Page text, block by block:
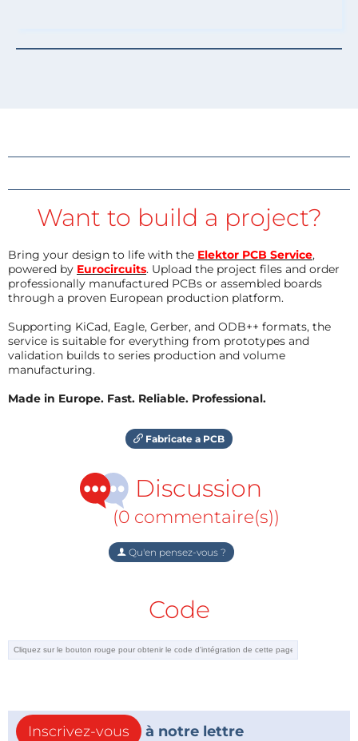
Want to build a project?
Bring your design to life with the Elektor PCB Service,
powered by Eurocircuits. Upload the project files and order
professionally manufactured PCBs or assembled boards
through a proven European production platform.
Supporting KiCad, Eagle, Gerber, and ODB++ formats, the
service is suitable for everything from prototypes and
validation builds to series production and volume
manufacturing.
Made in Europe. Fast. Reliable. Professional.
Fabricate a PCB
Discussion
(0 commentaire(s))
Qu'en pensez-vous ?
Code
Inscrivez-vous
à notre lettre